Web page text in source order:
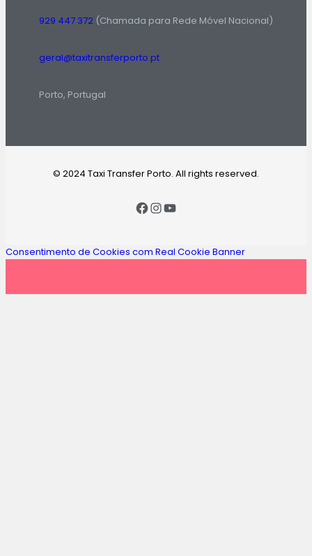
929 447 372 (Chamada para Rede Móvel Nacional)
geral@taxitransferporto.pt
Porto, Portugal
© 2024 Taxi Transfer Porto. All rights reserved.
Consentimento de Cookies com Real Cookie Banner